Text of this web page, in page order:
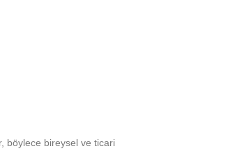
böylece bireysel ve ticari